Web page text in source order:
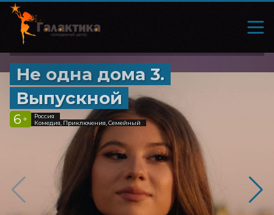
Не одна дома 3.
Выпускной
6 +
Россия
Комедия, Приключения, Семейный